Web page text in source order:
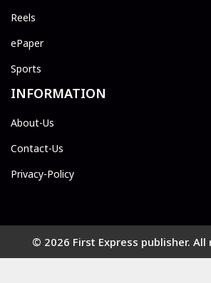
Reels
ePaper
Sports
INFORMATION
About-Us
Contact-Us
Privacy-Policy
© 2026 First Express publisher.